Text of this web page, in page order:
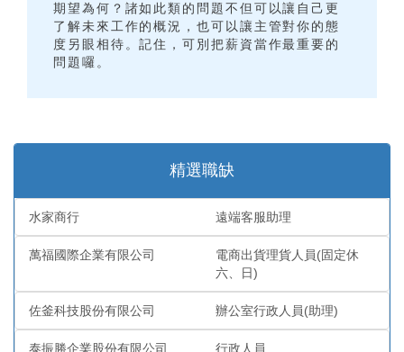
期望為何？諸如此類的問題不但可以讓自己更
了解未來工作的概況，也可以讓主管對你的態
度另眼相待。記住，可別把薪資當作最重要的
問題囉。
精選職缺
水家商行 遠端客服助理
萬福國際企業有限公司
電商出貨理貨人員(固定休
六、日)
佐釜科技股份有限公司 辦公室行政人員(助理)
泰振勝企業股份有限公司 行政人員